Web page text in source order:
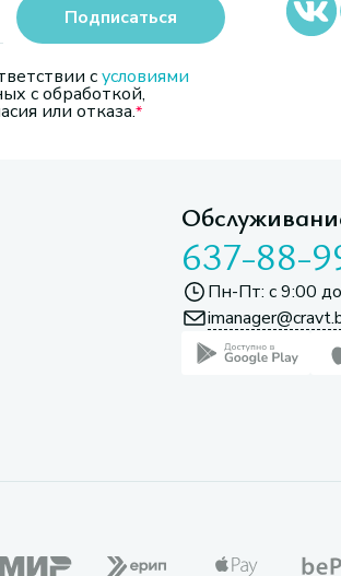
сусловиями
с обработкой,
или отказа.
Подписаться
637-88-
Пн-Пт: с 9:00